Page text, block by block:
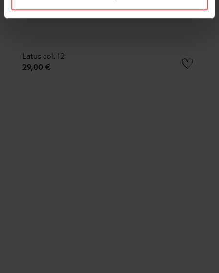
Latus col. 12
29,00 €